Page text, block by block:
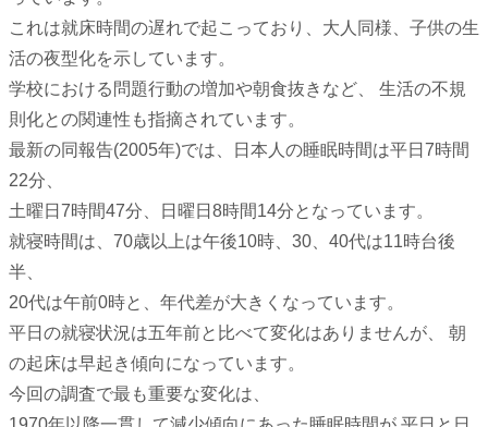
これは就床時間の遅れで起こっており、大人同様、子供の生
活の夜型化を示しています。
学校における問題行動の増加や朝食抜きなど、 生活の不規
則化との関連性も指摘されています。
最新の同報告(2005年)では、日本人の睡眠時間は平日7時間
22分、
土曜日7時間47分、日曜日8時間14分となっています。
就寝時間は、70歳以上は午後10時、30、40代は11時台後
半、
20代は午前0時と、年代差が大きくなっています。
平日の就寝状況は五年前と比べて変化はありませんが、 朝
の起床は早起き傾向になっています。
今回の調査で最も重要な変化は、